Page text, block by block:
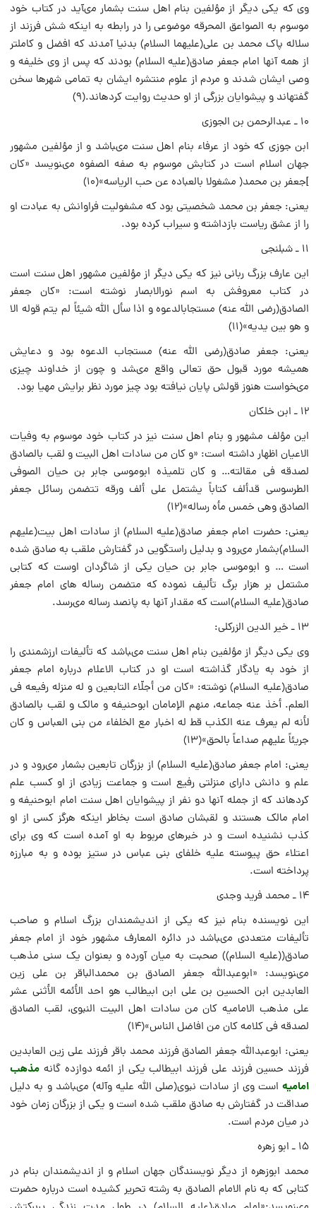
وى که یکى دیگر از مؤلفین بنام اهل سنت بشمار مىآید در کتاب خود
موسوم به الصواعق المحرقه موضوعى را در رابطه به اینکه شش فرزند از
سلاله پاک محمد بن على(علیهما السلام) بدنیا آمدند که افضل و کاملتر
از همه آنها امام جعفر صادق(علیه السلام) بودند که پس از وى خلیفه و
وصى ایشان شدند و مردم از علوم منتشره ایشان به تمامى شهرها سخن
گفتهاند و پیشوایان بزرگى از او حدیث روایت کردهاند.(۹)
۱۰ ـ عبدالرحمن بن الجوزى
ابن جوزى که خود از عرفاء بنام اهل سنت مىباشد و از مؤلفین مشهور
جهان اسلام است در کتابش موسوم به صفه الصفوه مىنویسد «کان
]جعفر بن محمد( مشغولا بالعباده عن حب الریاسه»(۱۰)
یعنى: جعفر بن محمد شخصیتى بود که مشغولیت فراوانش به عبادت او
را از عشق ریاست بازداشته و سیراب کرده بود.
۱۱ ـ شبلنجى
این عارف بزرگ ربانى نیز که یکى دیگر از مؤلفین مشهور اهل سنت است
در کتاب معروفش به اسم نورالابصار نوشته است: «کان جعفر
الصادق(رضى الله عنه) مستجابالدعوه و اذا سأل الله شیئاً لم یتم قوله الا
و هو بین یدیه»(۱۱)
یعنى: جعفر صادق(رضى الله عنه) مستجاب الدعوه بود و دعایش
همیشه مورد قبول حق تعالى واقع مىشد و چون از خداوند چیزى
مىخواست هنوز قولش پایان نیافته بود چیز مورد نظر برایش مهیا بود.
۱۲ ـ ابن خلکان
این مؤلف مشهور و بنام اهل سنت نیز در کتاب خود موسوم به وفیات
الاعیان اظهار داشته است: «و کان من سادات اهل البیت و لقب بالصادق
لصدقه فى مقالته… و کان تلمیذه ابوموسى جابر بن حیان الصوفى
الطرسوسى قدألف کتاباً یشتمل على ألف ورقه تتضمن رسائل جعفر
الصادق وهى خمس مأه رساله»(۱۲)
یعنى: حضرت امام جعفر صادق(علیه السلام) از سادات اهل بیت(علیهم
السلام)بشمار مىرود و بدلیل راستگویى در گفتارش ملقب به صادق شده
است … و ابوموسى جابر بن حیان یکى از شاگردان اوست که کتابى
مشتمل بر هزار برگ تألیف نموده که متضمن رساله هاى امام جعفر
صادق(علیه السلام)است که مقدار آنها به پانصد رساله مىرسد.
۱۳ ـ خیر الدین الزرکلى:
وى یکى دیگر از مؤلفین بنام اهل سنت مىباشد که تألیفات ارزشمندى را
از خود به یادگار گذاشته است او در کتاب الاعلام درباره امام جعفر
صادق(علیه السلام) نوشته: «کان من أجلّاء التابعین و له منزله رفیعه فى
العلم. أخذ عنه جماعه، منهم الإمامان ابوحنیفه و مالک و لقب بالصادق
لأنه لم یعرف عنه الکذب قط له اخبار مع الخلفاء من بنى العباس و کان
جریئاً علیهم صداعاً بالحق»(۱۳)
یعنى: امام جعفر صادق(علیه السلام) از بزرگان تابعین بشمار مىرود و در
علم و دانش داراى منزلتى رفیع است و جماعت زیادى از او کسب علم
کردهاند که از جمله آنها دو نفر از پیشوایان اهل سنت امام ابوحنیفه و
امام مالک هستند و لقبشان صادق است بخاطر اینکه هرگز کسى از او
کذب نشنیده است و در خبرهاى مربوط به او آمده است که وى براى
اعتلاء حق پیوسته علیه خلفاى بنى عباس در ستیز بوده و به مبارزه
پرداخته است.
۱۴ ـ محمد فرید وجدى
این نویسنده بنام نیز که یکى از اندیشمندان بزرگ اسلام و صاحب
تألیفات متعددى مىباشد در دائره المعارف مشهور خود از امام جعفر
صادق((علیه السلام)) صحبت به میان آورده و بعنوان یک سنى مذهب
مىنویسد: «ابوعبدالله جعفر الصادق بن محمدالباقر بن على زین
العابدین ابن الحسین بن على ابن ابیطالب هو احد الأئمه الأثنى عشر
على مذهب الامامیه کان من سادات اهل البیت النبوی، لقب الصادق
لصدقه فى کلامه کان من افاضل الناس»(۱۴)
یعنى: ابوعبدالله جعفر الصادق فرزند محمد باقر فرزند على زین العابدین
فرزند حسین فرزند على فرزند ابیطالب یکى از ائمه دوازده گانه مذهب
امامیه است وى از سادات نبوى(صلى الله علیه وآله) مىباشد و به دلیل
صداقت در گفتارش به صادق ملقب شده است و یکى از بزرگان زمان خود
در میان مردم است.
۱۵ ـ ابو زهره
محمد ابوزهره از دیگر نویسندگان جهان اسلام و از اندیشمندان بنام در
کتابى که به نام الامام الصادق به رشته تحریر کشیده است درباره حضرت